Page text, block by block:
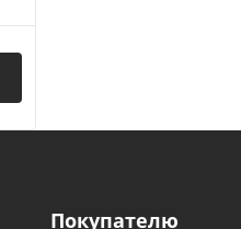
Покупателю